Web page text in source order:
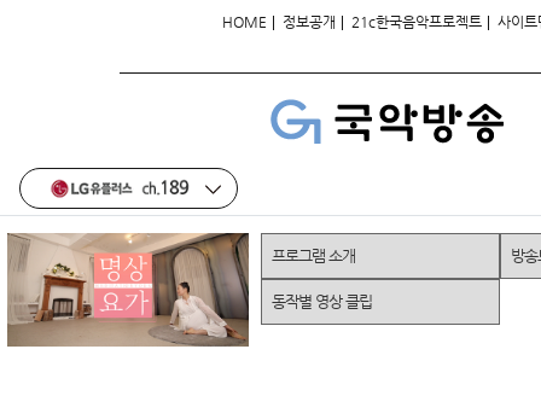
HOME | 정보공개 | 21c한국음악프로젝트 | 사이트
프로그램 소개 방
동작별 영상 클립